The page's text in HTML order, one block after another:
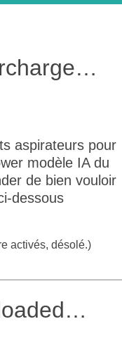
aspirateurs pour
modèle IA du
de bien vouloir
dessous
activés, désolé.)